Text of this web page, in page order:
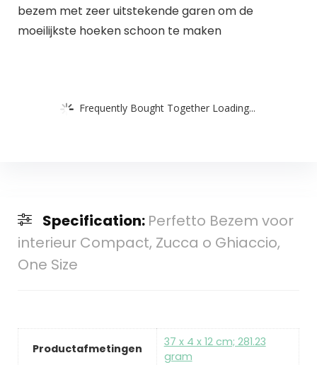
bezem met zeer uitstekende garen om de
moeilijkste hoeken schoon te maken
Frequently Bought Together Loading...
Specification: Perfetto Bezem voor
interieur Compact, Zucca o Ghiaccio,
One Size
Productafmetingen
‎37 x 4 x 12 cm; 281.23
gram